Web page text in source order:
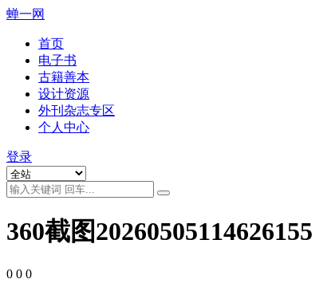
蝉一网
首页
电子书
古籍善本
设计资源
外刊杂志专区
个人中心
登录
360截图20260505114626155
0 0 0